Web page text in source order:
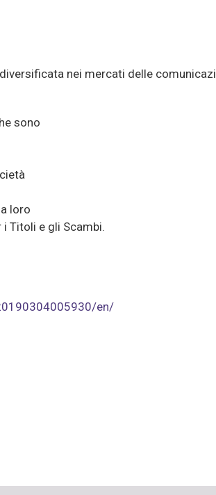
nei mercati delle
sono
loro
Titoli e gli Scambi.
en/